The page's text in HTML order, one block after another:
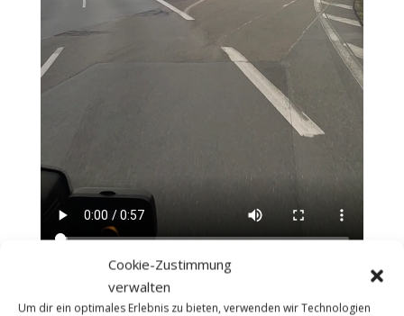
Cookie-Zustimmung
verwalten
Um dir ein optimales Erlebnis zu bieten, verwenden wir Technologien